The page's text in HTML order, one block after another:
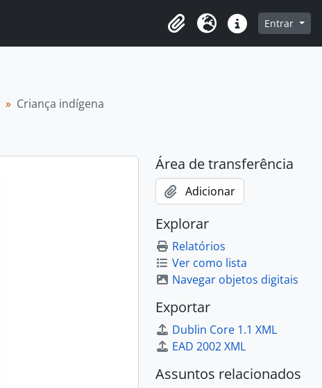
Área de transferência
Idioma Ligações rápidas
Entrar
Criança indígena
Área de transferência
Adicionar
Explorar
Relatórios
Ver como lista
Navegar objetos digitais
Exportar
Dublin Core 1.1 XML
EAD 2002 XML
Assuntos relacionados